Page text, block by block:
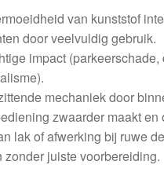
van kunststof
door veelvuldig gebruik.
impact (parkeerschade,
mechaniek door
zwaarder maakt en
lak of afwerking bij ruwe
juiste voorbereiding.